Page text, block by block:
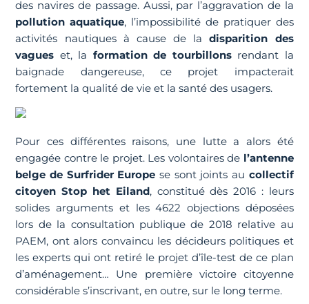
des navires de passage. Aussi, par l’aggravation de la
pollution aquatique, l’impossibilité de pratiquer des
activités nautiques à cause de ladisparition des
vagues et, la formation de tourbillonsrendant la
baignade dangereuse, ce projet impacterait
fortement la qualité de vie et la santé des usagers.
Pour ces différentes raisons, une lutte a alors été
engagée contre le projet. Les volontaires de l’antenne
belge de Surfrider Europe se sont joints au collectif
citoyen Stop het Eiland, constitué dès 2016 : leurs
solides arguments et les 4622 objections déposées
lors de la consultation publique de 2018 relative au
PAEM, ont alors convaincu les décideurs politiques et
les experts qui ont retiré le projet d’île-test de ce plan
d’aménagement… Une première victoire citoyenne
considérable s’inscrivant, en outre, sur le long terme.